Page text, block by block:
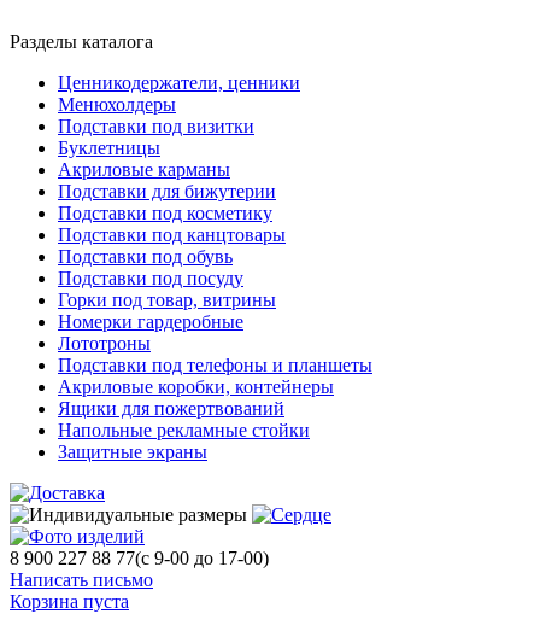
Разделы каталога
Ценникодержатели, ценники
Менюхолдеры
Подставки под визитки
Буклетницы
Акриловые карманы
Подставки для бижутерии
Подставки под косметику
Подставки под канцтовары
Подставки под обувь
Подставки под посуду
Горки под товар, витрины
Номерки гардеробные
Лототроны
Подставки под телефоны и планшеты
Акриловые коробки, контейнеры
Ящики для пожертвований
Напольные рекламные стойки
Защитные экраны
8 900 227 88 77(с 9-00 до 17-00)
Написать письмо
Корзина пуста